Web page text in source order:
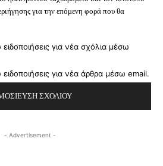
για την επόμενη φορά που θα
για νέα σχόλια μέσω
για νέα άρθρα μέσω email.
- Advertisement -